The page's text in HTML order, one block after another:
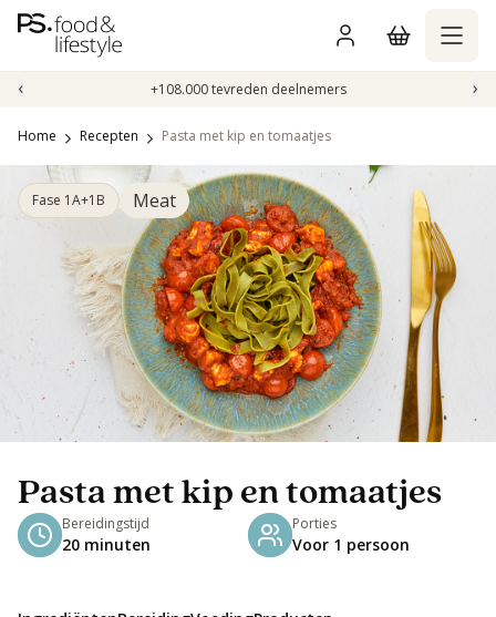
Naar
inhoud
‹ +108.000 tevreden deelnemers ›
Home Recepten Pasta met kip en tomaatjes
Fase 1A+1B Meat
Pasta met kip en tomaatjes
Bereidingstijd
20 minuten
Porties
Voor 1 persoon